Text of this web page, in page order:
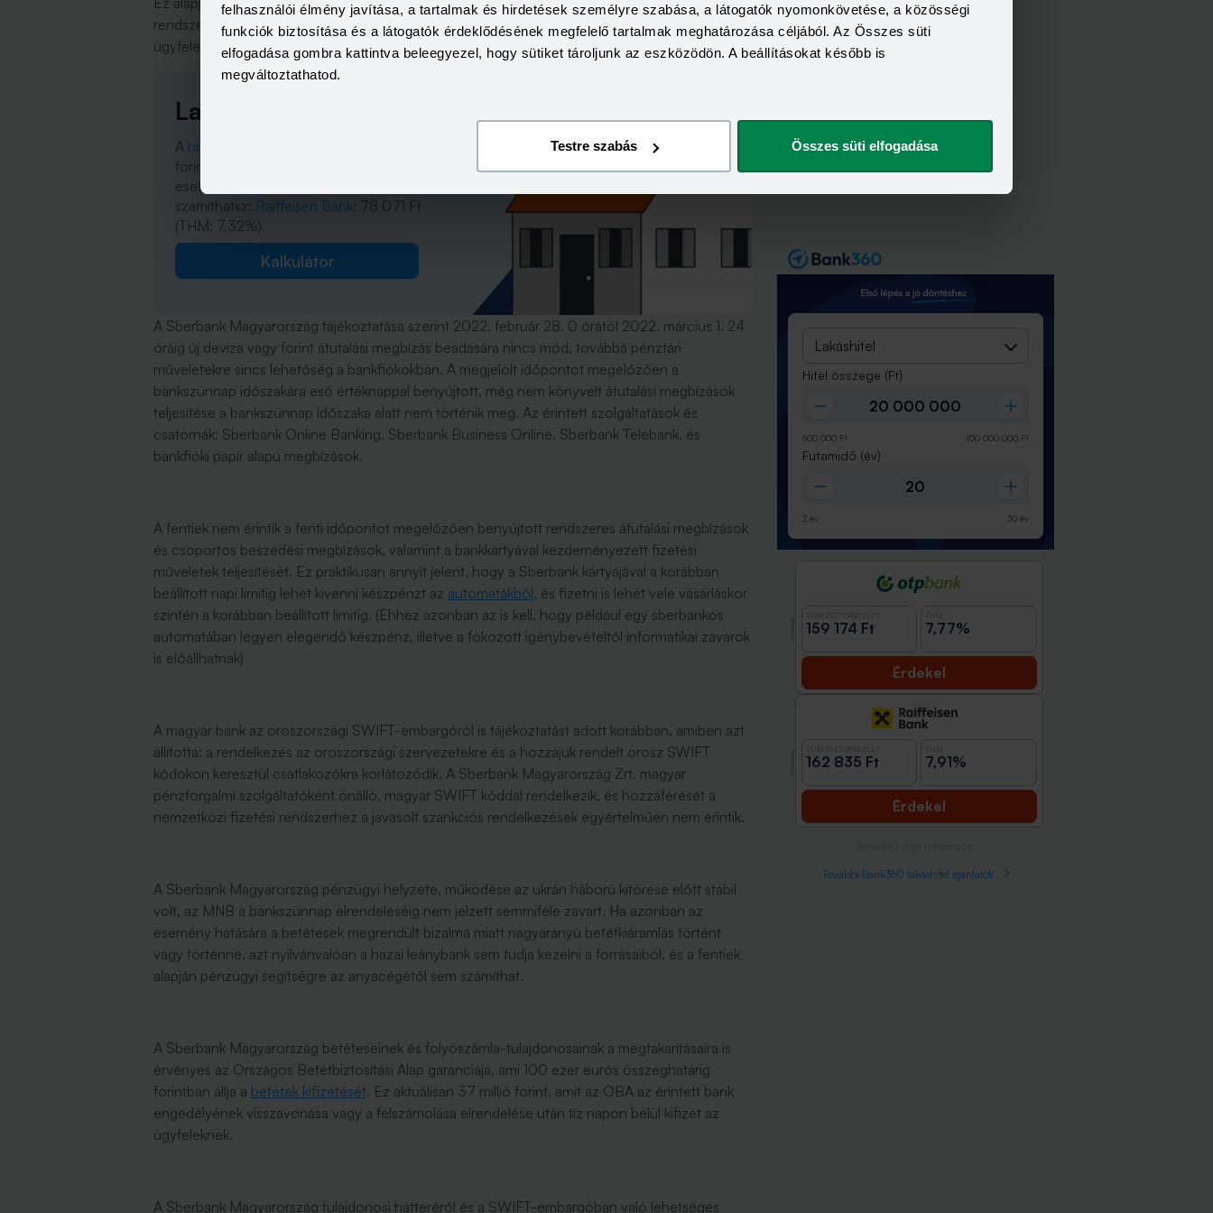
felhasználói élmény javítása, a tartalmak és hirdetések személyre szabása, a látogatók nyomonkövetése, a közösségi
funkciók biztosítása és a látogatók érdeklődésének megfelelő tartalmak meghatározása céljából. Az Összes süti
elfogadása gombra kattintva beleegyezel, hogy sütiket tároljunk az eszközödön. A beállításokat később is
megváltoztathatod.
Testre szabás Összes süti elfogadása
rendszer egyéb tagjaira, amelyek biztonságosan, a megszokott rendben szolgálják ki
ügyfeleiket.
Lakásvásárlás előtt állsz?
A hitelkalkulátorunk
forintos hitelösszeg és 20 éves futamidő
esetén a következő törlesztőkre
számíthatsz: Raiffeisen Bank: 78 071 Ft
(THM: 7,32%).
Kalkulátor
A Sberbank Magyarország tájékoztatása szerint 2022. február 28. 0 órától 2022. március 1. 24
óráig új deviza vagy forint átutalási megbízás beadására nincs mód, továbbá pénztári
műveletekre sincs lehetőség a bankfiókokban. A megjelölt időpontot megelőzően a
bankszünnap időszakára eső értéknappal benyújtott, még nem könyvelt átutalási megbízások
teljesítése a bankszünnap időszaka alatt nem történik meg. Az érintett szolgáltatások és
csatornák: Sberbank Online Banking, Sberbank Business Online, Sberbank Telebank, és
bankfióki papír alapú megbízások.
A fentiek nem érintik a fenti időpontot megelőzően benyújtott rendszeres átutalási megbízások
és csoportos beszedési megbízások, valamint a bankkártyával kezdeményezett fizetési
műveletek teljesítését. Ez praktikusan annyit jelent, hogy a Sberbank kártyájával a korábban
beállított napi limitig lehet kivenni készpénzt az automatákból, és fizetni is lehet vele vásárláskor
szintén a korábban beállított limitig. (Ehhez azonban az is kell, hogy például egy sberbankos
automatában legyen elegendő készpénz, illetve a fokozott igénybevételtől informatikai zavarok
is előállhatnak)
A magyar bank az oroszországi SWIFT-embargóról is tájékoztatást adott korábban, amiben azt
állította: a rendelkezés az oroszországi szervezetekre és a hozzájuk rendelt orosz SWIFT
kódokon keresztül csatlakozókra korlátozódik. A Sberbank Magyarország Zrt. magyar
pénzforgalmi szolgáltatóként önálló, magyar SWIFT kóddal rendelkezik, és hozzáférését a
nemzetközi fizetési rendszerhez a javasolt szankciós rendelkezések egyértelműen nem érintik.
A Sberbank Magyarország pénzügyi helyzete, működése az ukrán háború kitörése előtt stabil
volt, az MNB a bankszünnap elrendeléséig nem jelzett semmiféle zavart. Ha azonban az
esemény hatására a betétesek megrendült bizalma miatt nagyarányú betétkiáramlás történt
vagy történne, azt nyilvánvalóan a hazai leánybank sem tudja kezelni a forrásaiból, és a fentiek
alapján pénzügyi segítségre az anyacégétől sem számíthat.
A Sberbank Magyarország betéteseinek és folyószámla-tulajdonosainak a megtakarításaira is
érvényes az Országos Betétbiztosítási Alap garanciája, ami 100 ezer eurós összeghatárig
forintban állja a betétek kifizetését. Ez aktuálisan 37 millió forint, amit az OBA az érintett bank
engedélyének visszavonása vagy a felszámolása elrendelése után tíz napon belül kifizet az
ügyfeleknek.
A Sberbank Magyarország tulajdonosi hátteréről és a SWIFT-embargóban való lehetséges
Lakáshitel
Hitel összege (Ft)
500 000 Ft 100 000 000 Ft
Futamidő (év)
2 év 30 év
159 174 Ft 7,77%
Érdekel
162 835 Ft 7,91%
Érdekel
További Bank360 lakáshitel ajánlatok